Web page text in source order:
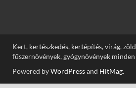
Kert, kertészkedés, kertépítés, virág,
fűszernövények, gyógynövények
Powered byWordPressand HitMag.